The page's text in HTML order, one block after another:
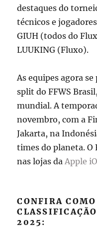
destaques do
técnicos e
GIUH (todos do
LUUKING (Fluxo).
As equipes agora
split do FFWS
mundial. A
novembro, com a
Jakarta, na
times do planeta. O
nas lojas daApple
CONFIRA
2025: